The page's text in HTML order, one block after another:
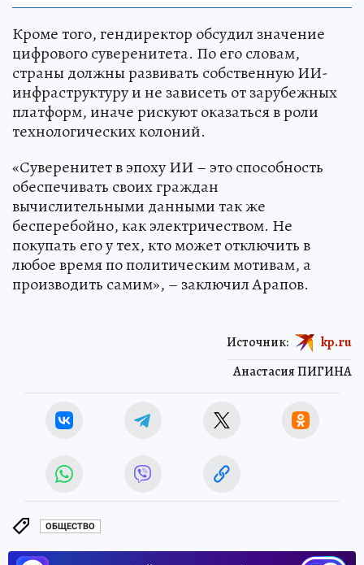
Кроме того, гендиректор обсудил значение
цифрового суверенитета. По его словам,
страны должны развивать собственную ИИ-
инфраструктуру и не зависеть от зарубежных
платформ, иначе рискуют оказаться в роли
технологических колоний.
«Суверенитет в эпоху ИИ – это способность
обеспечивать своих граждан
вычислительными данными так же
бесперебойно, как электричеством. Не
покупать его у тех, кто может отключить в
любое время по политическим мотивам, а
производить самим», – заключил Арапов.
Анастасия ПИГИНА
Источник: kp.ru
ОБЩЕСТВО